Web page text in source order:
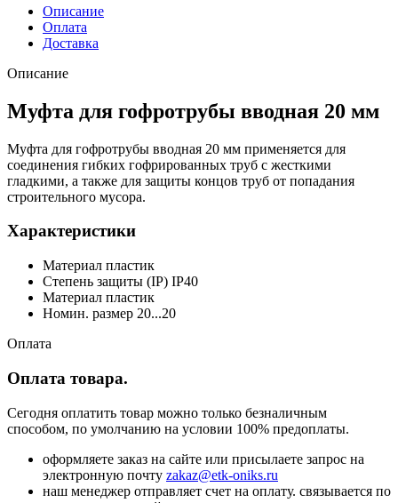
Описание
Оплата
Доставка
Описание
Муфта для гофротрубы вводная 20 мм
Муфта для гофротрубы вводная 20 мм применяется для
соединения гибких гофрированных труб с жесткими
гладкими, а также для защиты концов труб от попадания
строительного мусора.
Характеристики
Материал пластик
Степень защиты (IP) IP40
Материал пластик
Номин. размер 20...20
Оплата
Оплата товара.
Сегодня оплатить товар можно только безналичным
способом, по умолчанию на условии 100% предоплаты.
оформляете заказ на сайте или присылаете запрос на
электронную почту zakaz@etk-oniks.ru
наш менеджер отправляет счет на оплату. связывается по